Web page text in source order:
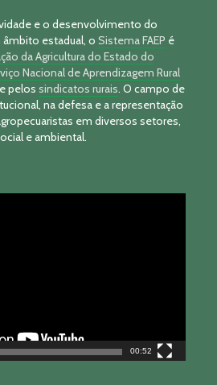
e o desenvolvimento do
estadual, o Sistema FAEP é
da Agricultura do Estado do
Nacional de Aprendizagem Rural
e pelos sindicatos rurais. O campo de
na defesa e a representação
em diversos setores,
e ambiental.
00:52